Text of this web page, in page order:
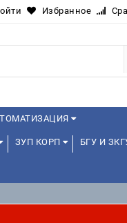
Избранное
ЗУП КОРП БГУ И